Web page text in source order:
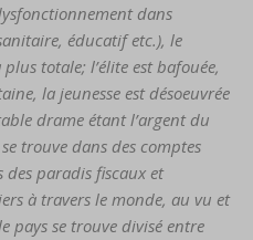
dans
éducatif etc.), le
plus totale; l’élite est bafouée,
la jeunesse est désoeuvrée
drame étant l’argent du
trouve dans des comptes
des paradis fiscaux et
à travers le monde, au vu et
pays se trouve divisé entre